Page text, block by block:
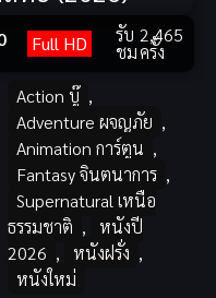
Full HD รับ
ชม
2,465
ครั้ง
Action บู๊ ,
Adventure ผจญภัย ,
Animation การ์ตูน ,
Fantasy จินตนาการ ,
Supernatural เหนือ
ธรรมชาติ ,
หนังปี
2026 , หนังฝรั่ง ,
หนังใหม่